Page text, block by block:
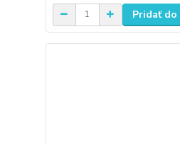
Pridať do